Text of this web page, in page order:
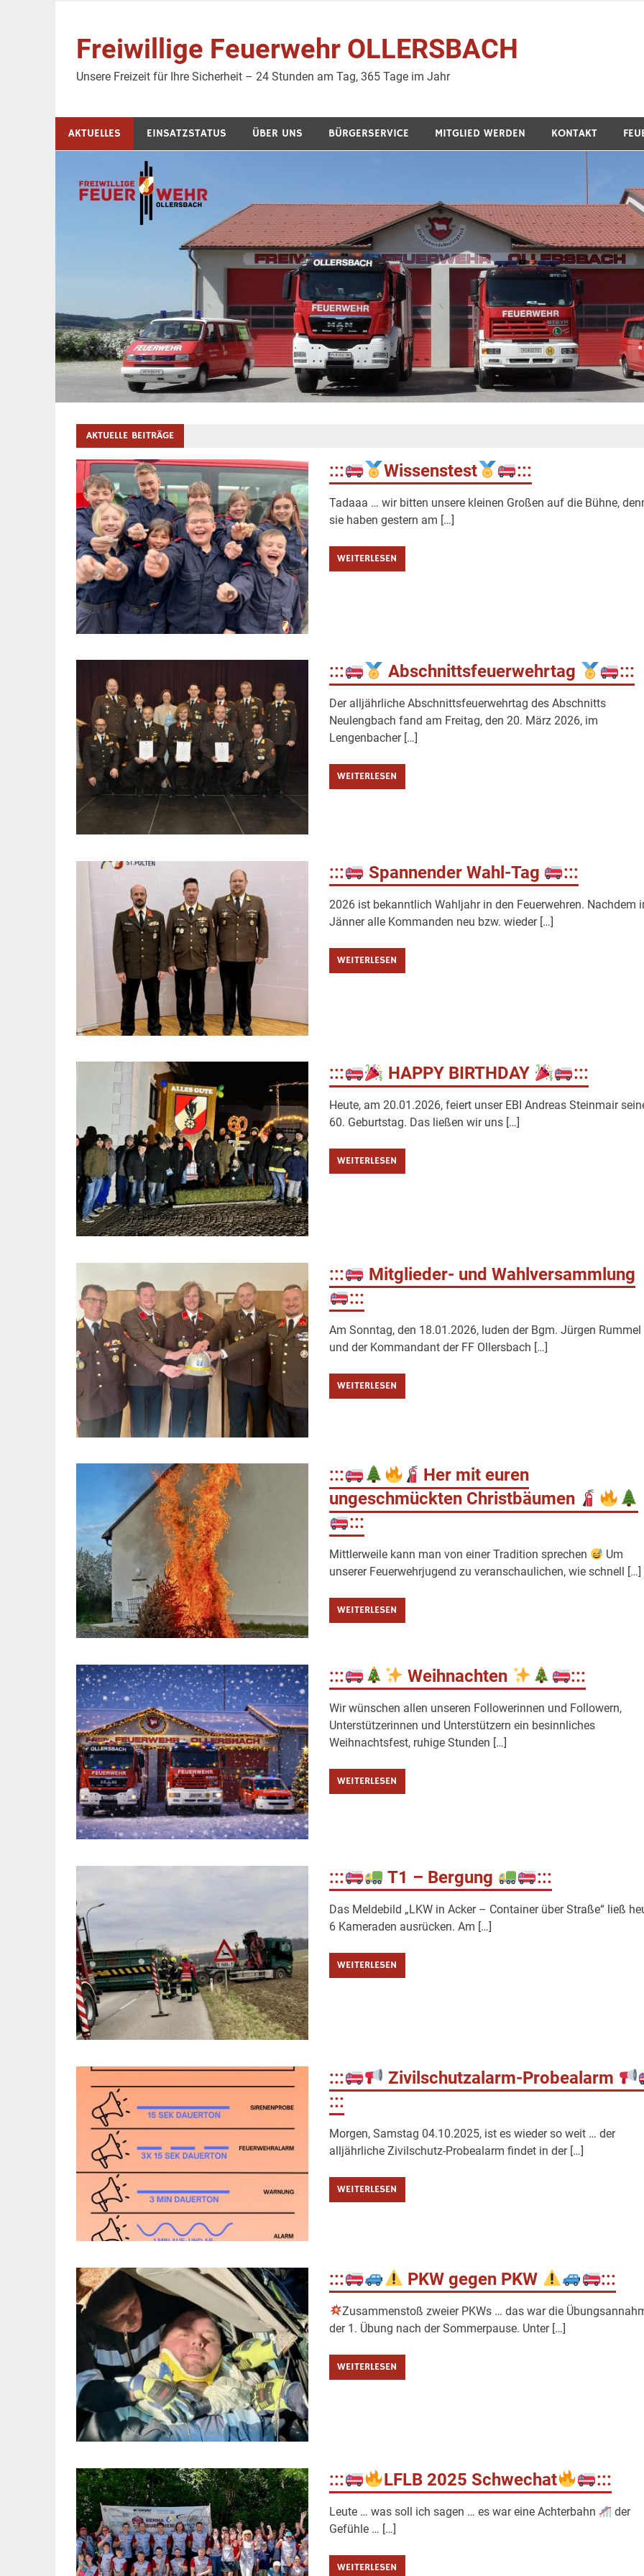
springen
Freiwillige Feuerwehr OLLERSBACH
Unsere Freizeit für Ihre Sicherheit – 24 Stunden am Tag, 365 Tage im Jahr
AKTUELLES EINSATZSTATUS ÜBER UNS BÜRGERSERVICE MITGLIED WERDEN KONTAKT
AKTUELLE BEITRÄGE
::: Wissenstest :::
Tadaaa … wir bitten unsere kleinen Großen auf die Bühne,
sie haben gestern am […]
WEITERLESEN
::: Abschnittsfeuerwehrtag :::
Der alljährliche Abschnittsfeuerwehrtag des Abschnitts
Neulengbach fand am Freitag, den 20. März 2026, im
Lengenbacher […]
WEITERLESEN
::: Spannender Wahl-Tag :::
2026 ist bekanntlich Wahljahr in den Feuerwehren. Nachdem
Jänner alle Kommanden neu bzw. wieder […]
WEITERLESEN
::: HAPPY BIRTHDAY :::
Heute, am 20.01.2026, feiert unser EBI Andreas Steinmair
60. Geburtstag. Das ließen wir uns […]
WEITERLESEN
:::
Mitglieder- und Wahlversammlung
:::
Am Sonntag, den 18.01.2026, luden der Bgm. Jürgen Rummel
und der Kommandant der FF Ollersbach […]
WEITERLESEN
:::
Her mit euren
ungeschmückten Christbäumen
:::
Mittlerweile kann man von einer Tradition sprechen
Um
unserer Feuerwehrjugend zu veranschaulichen, wie schnell […]
WEITERLESEN
::: Weihnachten :::
Wir wünschen allen unseren Followerinnen und Followern,
Unterstützerinnen und Unterstützern ein besinnliches
Weihnachtsfest, ruhige Stunden […]
WEITERLESEN
::: T1 – Bergung :::
Das Meldebild „LKW in Acker – Container über Straße“ ließ
6 Kameraden ausrücken. Am […]
WEITERLESEN
:::
Zivilschutzalarm-Probealarm
:::
Morgen, Samstag 04.10.2025, ist es wieder so weit … der
alljährliche Zivilschutz-Probealarm findet in der […]
WEITERLESEN
::: PKW gegen PKW :::
Zusammenstoß zweier PKWs … das war die
der 1. Übung nach der Sommerpause. Unter […]
WEITERLESEN
::: LFLB 2025 Schwechat :::
Leute … was soll ich sagen … es war eine Achterbahn
der
Gefühle … […]
WEITERLESEN